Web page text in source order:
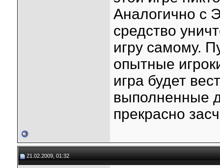
Аналогично с
средство
игру самому.
опытные
игра будет
выполненные
прекрасно
21.02.2009, 01:32